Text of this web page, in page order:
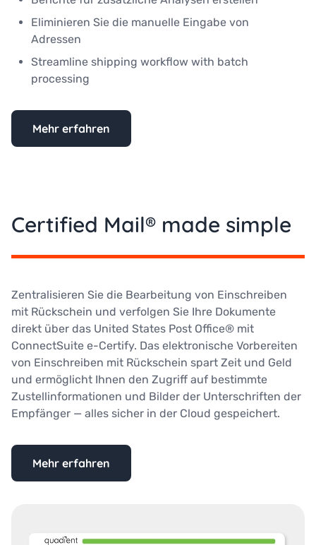
Eliminieren Sie die manuelle Eingabe von
Adressen
Streamline shipping workflow with batch
processing
Mehr erfahren
Certified Mail® made simple
Zentralisieren Sie die Bearbeitung von Einschreiben
mit Rückschein und verfolgen Sie Ihre Dokumente
direkt über das United States Post Office® mit
ConnectSuite e-Certify. Das elektronische Vorbereiten
von Einschreiben mit Rückschein spart Zeit und Geld
und ermöglicht Ihnen den Zugriff auf bestimmte
Zustellinformationen und Bilder der Unterschriften der
Empfänger — alles sicher in der Cloud gespeichert.
Mehr erfahren